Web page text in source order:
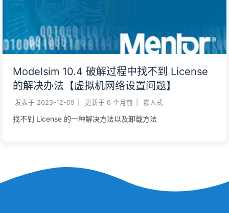
Modelsim 10.4 破解过程中找不到 License
的解决办法【虚拟机网络设置问题】
发表于 2023-12-09 更新于 6 个月前 嵌入式
找不到 License 的一种解决方法以及卸载方法